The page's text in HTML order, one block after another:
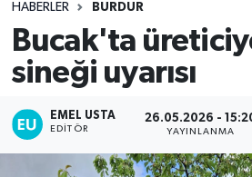
HABERLER BURDUR
Bucak'ta
sineği uyarısı
EMEL USTA
EDITÖR
26.05.2026 -
YAYINLANMA